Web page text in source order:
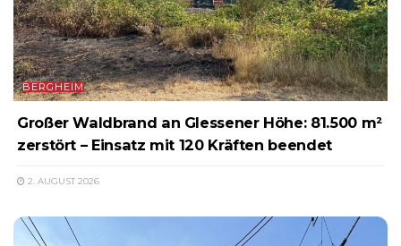
BERGHEIM
Großer Waldbrand an Glessener Höhe: 81.500 m²
zerstört – Einsatz mit 120 Kräften beendet
2. AUGUST 2026